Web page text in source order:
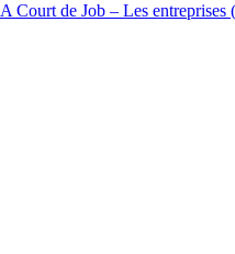
A Court de Job – Les entreprises